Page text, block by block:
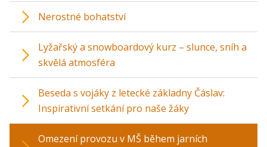
Nerostné bohatství
Lyžařský a snowboardový kurz – slunce, sníh a
skvělá atmosféra
Beseda s vojáky z letecké základny Čáslav:
Inspirativní setkání pro naše žáky
Omezení provozu v MŠ během jarních